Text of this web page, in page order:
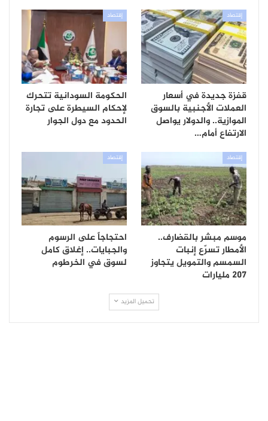
إقتصاد
قفزة جديدة في أسعار
العملات الأجنبية بالسوق
الموازية.. والدولار يواصل
الارتفاع أمام…
إقتصاد
الحكومة السودانية تتحرك
لإحكام السيطرة على تجارة
الحدود مع دول الجوار
إقتصاد
موسم مبشر بالقضارف..
الأمطار تسرّع إنبات
السمسم والتمويل يتجاوز
207 مليارات
إقتصاد
احتجاجاً على الرسوم
والجبايات.. إغلاق كامل
لسوق في الخرطوم
تحميل المزيد